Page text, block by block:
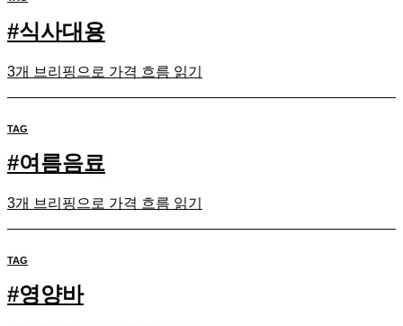
#식사대용
3개 브리핑으로 가격 흐름 읽기
TAG
#여름음료
3개 브리핑으로 가격 흐름 읽기
TAG
#영양바